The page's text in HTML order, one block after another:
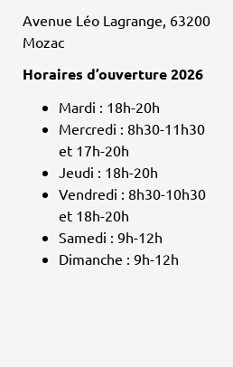
Avenue Léo Lagrange, 63200
Mozac
Horaires d’ouverture 2026
Mardi : 18h-20h
Mercredi : 8h30-11h30
et 17h-20h
Jeudi : 18h-20h
Vendredi : 8h30-10h30
et 18h-20h
Samedi : 9h-12h
Dimanche : 9h-12h